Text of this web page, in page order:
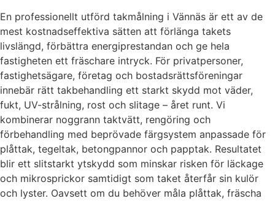
En professionellt utförd takmålning i Vännäs är ett av de
mest kostnadseffektiva sätten att förlänga takets
livslängd, förbättra energiprestandan och ge hela
fastigheten ett fräschare intryck. För privatpersoner,
fastighetsägare, företag och bostadsrättsföreningar
innebär rätt takbehandling ett starkt skydd mot väder,
fukt, UV-strålning, rost och slitage – året runt. Vi
kombinerar noggrann taktvätt, rengöring och
förbehandling med beprövade färgsystem anpassade för
plåttak, tegeltak, betongpannor och papptak. Resultatet
blir ett slitstarkt ytskydd som minskar risken för läckage
och mikrosprickor samtidigt som taket återfår sin kulör
och lyster. Oavsett om du behöver måla plåttak, fräscha